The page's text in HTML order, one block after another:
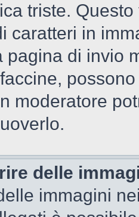
triste.
caratteri in
pagina di invio
moderatore
delle
immagini